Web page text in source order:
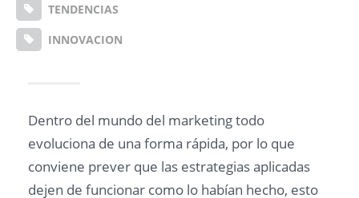
TENDENCIAS
INNOVACION
Dentro del mundo del marketing todo
evoluciona de una forma rápida, por lo que
conviene prever que las estrategias aplicadas
dejen de funcionar como lo habían hecho, esto